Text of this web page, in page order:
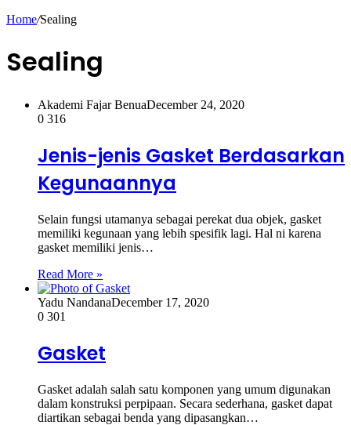
Home/Sealing
Sealing
Akademi Fajar BenuaDecember 24, 2020
0 316
Jenis-jenis Gasket Berdasarkan
Kegunaannya
Selain fungsi utamanya sebagai perekat dua objek, gasket
memiliki kegunaan yang lebih spesifik lagi. Hal ni karena
gasket memiliki jenis…
Read More »
Yadu NandanaDecember 17, 2020
0 301
Gasket
Gasket adalah salah satu komponen yang umum digunakan
dalam konstruksi perpipaan. Secara sederhana, gasket dapat
diartikan sebagai benda yang dipasangkan…